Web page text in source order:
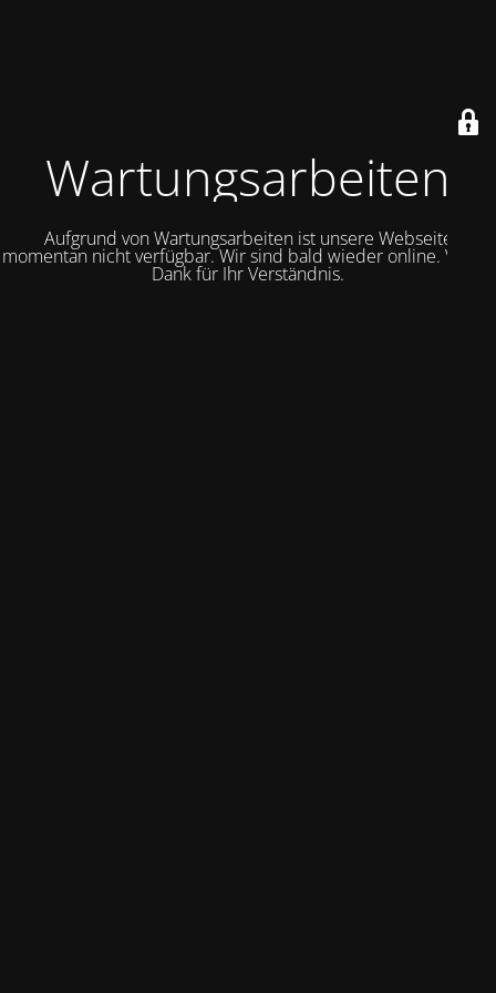
Wartungsarbeiten
Aufgrund von Wartungsarbeiten ist unsere Webseite
momentan nicht verfügbar. Wir sind bald wieder online. Vielen
Dank für Ihr Verständnis.